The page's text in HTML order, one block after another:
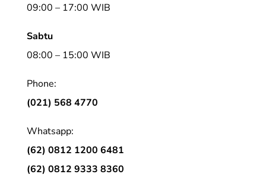
09:00 – 17:00 WIB
Sabtu
08:00 – 15:00 WIB
Phone:
(021) 568 4770
Whatsapp:
(62) 0812 1200 6481
(62) 0812 9333 8360